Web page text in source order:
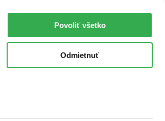
Povoliť všetko
Odmietnuť